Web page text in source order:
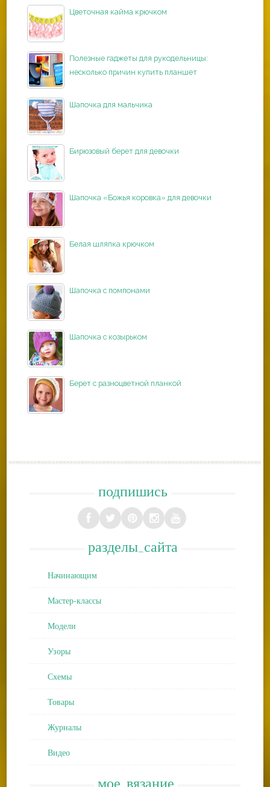
Цветочная кайма крючком
Полезные гаджеты для рукодельницы:
несколько причин купить планшет
Шапочка для мальчика
Бирюзовый берет для девочки
Шапочка «Божья коровка» для девочки
Белая шляпка крючком
Шапочка с помпонами
Шапочка с козырьком
Берет с разноцветной планкой
подпишись
разделы_сайта
Начинающим
Мастер-классы
Модели
Узоры
Схемы
Товары
Журналы
Видео